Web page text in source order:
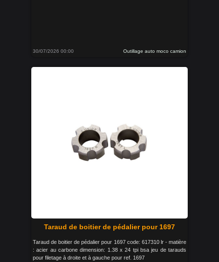
30/07/2026 00:00 Outillage auto moco camion
Taraud de boitier de pédalier pour 1697
Taraud de boitier de pédalier pour 1697 code: 617310 lr - matière
: acier au carbone dimension: 1.38 x 24 tpi bsa jeu de tarauds
pour filetage à droite et à gauche pour ref. 1697